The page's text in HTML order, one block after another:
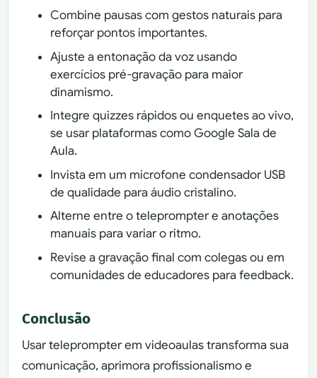
Combine pausas com gestos naturais para
reforçar pontos importantes.
Ajuste a entonação da voz usando
exercícios pré-gravação para maior
dinamismo.
Integre quizzes rápidos ou enquetes ao vivo,
se usar plataformas como Google Sala de
Aula.
Invista em um microfone condensador USB
de qualidade para áudio cristalino.
Alterne entre o teleprompter e anotações
manuais para variar o ritmo.
Revise a gravação final com colegas ou em
comunidades de educadores para feedback.
Conclusão
Usar teleprompter em videoaulas transforma sua
comunicação, aprimora profissionalismo e